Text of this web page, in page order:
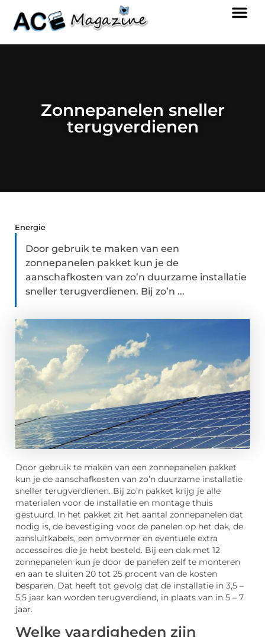
Zonnepanelen sneller
terugverdienen
Energie
Door gebruik te maken van een
zonnepanelen pakket kun je de
aanschafkosten van zo’n duurzame installatie
sneller terugverdienen. Bij zo’n ...
Door gebruik te maken van een zonnepanelen pakket
kun je de aanschafkosten van zo’n duurzame installatie
sneller terugverdienen. Bij zo’n pakket krijg je alle
materialen voor de installatie en montage thuis
gestuurd. In het pakket zit het aantal zonnepanelen dat
nodig is, de bevestiging voor de panelen op het dak, de
aansluitkabels, een omvormer en eventuele extra
accessoires die je hebt besteld. Bij een dak met 12
zonnepanelen kun je door de panelen zelf te monteren
en aan te sluiten 20 tot 25 procent van de kosten
besparen. Dat heeft tot gevolg dat de installatie in 3,5 –
5,5 jaar kan worden terugverdiend, in plaats van in 5 – 7
jaar.
Welke vaardigheden zijn